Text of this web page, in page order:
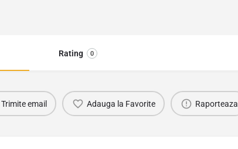
Rating 0
Trimite email Adauga la Favorite Raporteaza